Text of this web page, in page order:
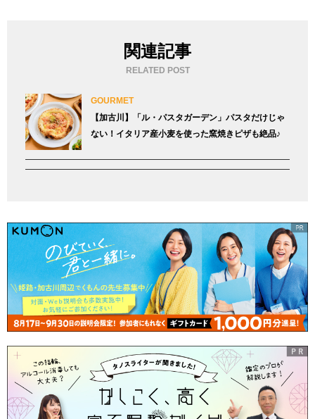
関連記事
RELATED POST
GOURMET
【加古川】「ル・パスタガーデン」パスタだけじゃ
ない！イタリア産小麦を使った窯焼きピザも絶品♪